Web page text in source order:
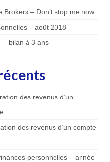
– Don’t stop me now
– août 2018
– bilan à 3 ans
des revenus d’un
des revenus d’un compte
personnelles – année